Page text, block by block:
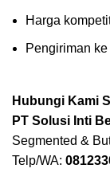
Harga
Pengiriman
Hubungi Kami
PT Solusi Inti
Segmented &
Telp/WA: